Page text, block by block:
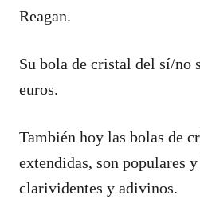
Reagan.
Su bola de cristal del sí/no
euros.
También hoy las bolas de
extendidas, son populares
clarividentes y adivinos.